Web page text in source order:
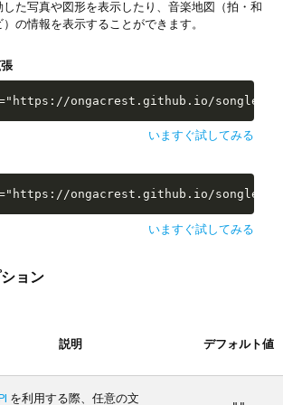
た写真や図形を表示したり、音楽地図（拍・和
の情報を表示することができます。
ongacrest.github.io/songle-
いますぐ試してみる
ongacrest.github.io/songle-
いますぐ試してみる
ョン
説明 デフォルト値
を利用する際、任意の文